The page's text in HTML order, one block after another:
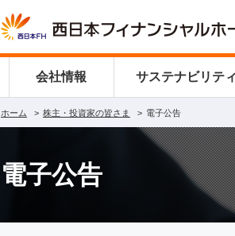
会社情報 サステナビリテ
ホーム 株主・投資家の皆さま 電子公告
電子公告